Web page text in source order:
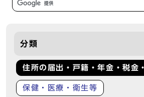
分類
住所の届出・戸籍・年金・税金
保健・医療・衛生等